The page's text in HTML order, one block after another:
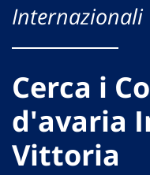
Internazionali
Cerca i
d'avaria
Vittoria